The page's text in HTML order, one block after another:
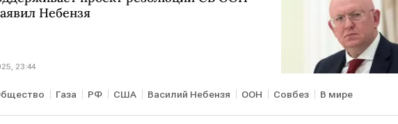
Небензя
23:44
Газа РФ США Василий Небензя ООН Совбез В мире